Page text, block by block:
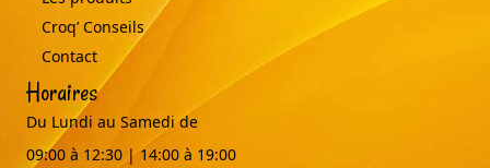
Croq’ Conseils
Contact
Horaires
Du Lundi au Samedi de
09:00 à 12:30 | 14:00 à 19:00